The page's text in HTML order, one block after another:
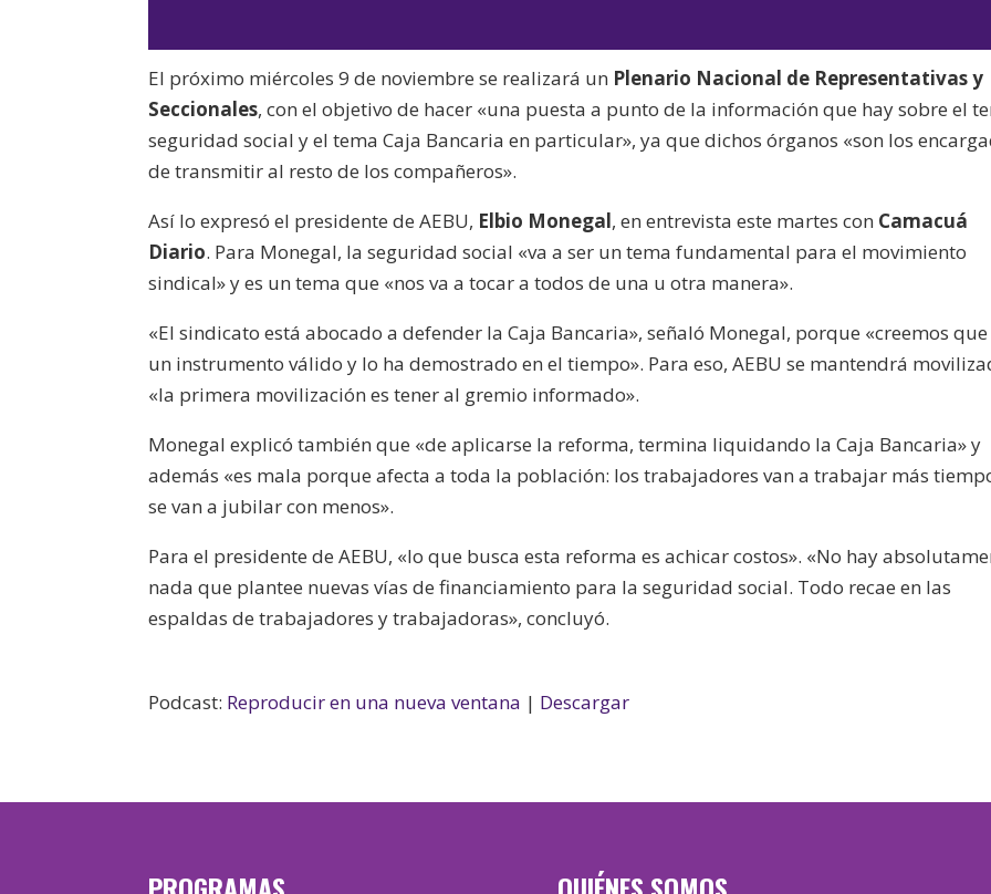
audio
teclas
de
flecha
arriba/
o
disminuir
volumen.
El próximo miércoles 9 de noviembre se realizará un Plenario Nacional de Representativas y
Seccionales, con el objetivo de hacer «una puesta a punto de la información que hay sobre el
seguridad social y el tema Caja Bancaria en particular», ya que dichos órganos «son los
de transmitir al resto de los compañeros».
Así lo expresó el presidente de AEBU, Elbio Monegal, en entrevista este martes con Camacuá
Diario. Para Monegal, la seguridad social «va a ser un tema fundamental para el movimiento
sindical» y es un tema que «nos va a tocar a todos de una u otra manera».
«El sindicato está abocado a defender la Caja Bancaria», señaló Monegal, porque «creemos que
un instrumento válido y lo ha demostrado en el tiempo». Para eso, AEBU se mantendrá
«la primera movilización es tener al gremio informado».
Monegal explicó también que «de aplicarse la reforma, termina liquidando la Caja Bancaria» y
además «es mala porque afecta a toda la población: los trabajadores van a trabajar más
se van a jubilar con menos».
Para el presidente de AEBU, «lo que busca esta reforma es achicar costos». «No hay
nada que plantee nuevas vías de financiamiento para la seguridad social. Todo recae en las
espaldas de trabajadores y trabajadoras», concluyó.
Podcast: Reproducir en una nueva ventana | Descargar